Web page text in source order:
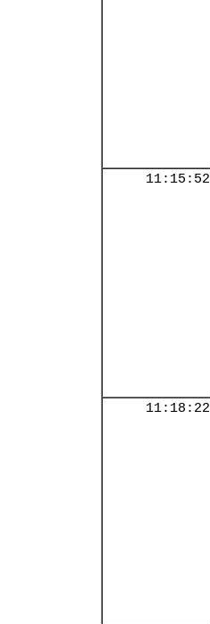
11:15:52
11:18:22